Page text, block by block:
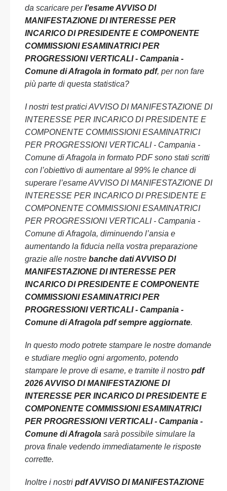
da scaricare perl’esame AVVISO DI
MANIFESTAZIONE DI INTERESSE PER
INCARICO DI PRESIDENTE E COMPONENTE
COMMISSIONI ESAMINATRICI PER
PROGRESSIONI VERTICALI - Campania -
Comune di Afragola in formato pdf, per non fare
più parte di questa statistica?
I nostri test pratici AVVISO DI MANIFESTAZIONE DI
INTERESSE PER INCARICO DI PRESIDENTE E
COMPONENTE COMMISSIONI ESAMINATRICI
PER PROGRESSIONI VERTICALI - Campania -
Comune di Afragola in formato PDF sono stati scritti
con l’obiettivo di aumentare al 99% le chance di
superare l’esame AVVISO DI MANIFESTAZIONE DI
INTERESSE PER INCARICO DI PRESIDENTE E
COMPONENTE COMMISSIONI ESAMINATRICI
PER PROGRESSIONI VERTICALI - Campania -
Comune di Afragola, diminuendo l’ansia e
aumentando la fiducia nella vostra preparazione
grazie alle nostre banche dati AVVISO DI
MANIFESTAZIONE DI INTERESSE PER
INCARICO DI PRESIDENTE E COMPONENTE
COMMISSIONI ESAMINATRICI PER
PROGRESSIONI VERTICALI - Campania -
Comune di Afragola pdf sempre aggiornate.
In questo modo potrete stampare le nostre domande
e studiare meglio ogni argomento, potendo
stampare le prove di esame, e tramite il nostro pdf
2026 AVVISO DI MANIFESTAZIONE DI
INTERESSE PER INCARICO DI PRESIDENTE E
COMPONENTE COMMISSIONI ESAMINATRICI
PER PROGRESSIONI VERTICALI - Campania -
Comune di Afragola sarà possibile simulare la
prova finale vedendo immediatamente le risposte
corrette.
Inoltre i nostri pdf AVVISO DI MANIFESTAZIONE